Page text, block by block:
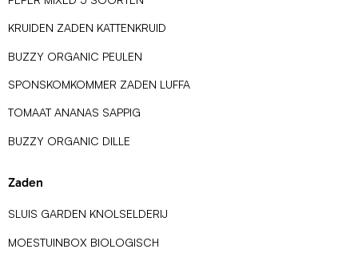
KRUIDEN ZADEN KATTENKRUID
BUZZY ORGANIC PEULEN
SPONSKOMKOMMER ZADEN LUFFA
TOMAAT ANANAS SAPPIG
BUZZY ORGANIC DILLE
Zaden
SLUIS GARDEN KNOLSELDERIJ
MOESTUINBOX BIOLOGISCH